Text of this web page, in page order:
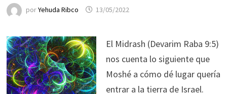
porYehuda Ribco 13/05/2022
El Midrash (Devarim Raba 9:5)
nos cuenta lo siguiente que
Moshé a cómo dé lugar quería
entrar a la tierra de Israel.